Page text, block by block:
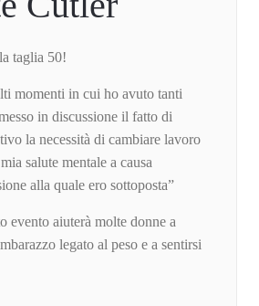
taglia 50!
momenti in cui ho avuto tanti
in discussione il fatto di
la necessità di cambiare lavoro
salute mentale a causa
alla quale ero sottoposta”
evento aiuterà molte donne a
legato al peso e a sentirsi